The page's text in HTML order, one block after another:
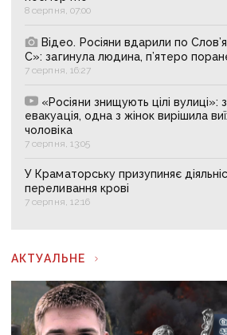
8 серпня, 07:00
Відео. Росіяни вдарили по
С»: загинула людина, п’ятеро
7 серпня, 16:27
«Росіяни знищують цілі вулиці»:
евакуація, одна з жінок вирішила
чоловіка
7 серпня, 13:05
У Краматорську призупиняє
переливання крові
7 серпня, 12:16
АКТУАЛЬНЕ